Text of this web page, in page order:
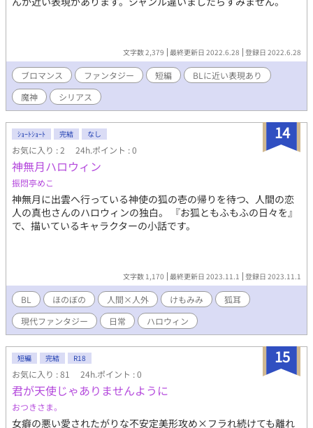
文字数 2,379 最終更新日 2022.6.28 登録日 2022.6.28
ブロマンス ファンタジー 短編
BLに近い表現あり
魔神
シリアス
14
ｼｮｰﾄｼｮｰﾄ 完結 なし
お気に入り : 2 24h.ポイント : 0
神無月ハロウィン
振悶亭めこ
神無月に出雲へ行っている神使の狐の壱の帰りを待つ、人間の恋
人の真也さんのハロウィンの独白。 『お狐ともふもふの日々を』
で、描いているキャラクターの小話です。
文字数 1,170 最終更新日 2023.11.1 登録日 2023.11.1
BL ほのぼの 人間×人外 けもみみ
狐耳
現代ファンタジー
日常 ハロウィン
15
短編 完結 R18
お気に入り : 81 24h.ポイント : 0
君が天使じゃありませんように
おつきさま。
女癖の悪い愛されたがりな不安定美形攻め×フラれ続けても離れ